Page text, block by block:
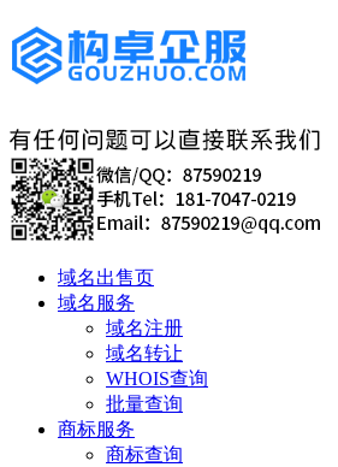
域名出售页
域名服务
域名注册
域名转让
WHOIS查询
批量查询
商标服务
商标查询